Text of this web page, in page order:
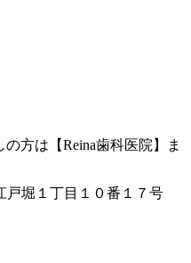
方は【Reina歯科医院】ま
戸堀１丁目１０番１７号